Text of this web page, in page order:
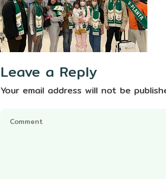
Leave a Reply
Your email address will not be